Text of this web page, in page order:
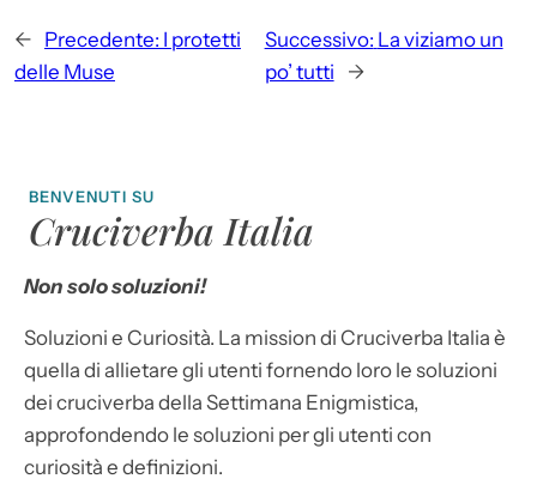
← Precedente: I protetti
delle Muse
Successivo: La viziamo un
po’ tutti
→
BENVENUTI SU
Cruciverba Italia
Non solo soluzioni!
Soluzioni e Curiosità. La mission di Cruciverba Italia è
quella di allietare gli utenti fornendo loro le soluzioni
dei cruciverba della Settimana Enigmistica,
approfondendo le soluzioni per gli utenti con
curiosità e definizioni.